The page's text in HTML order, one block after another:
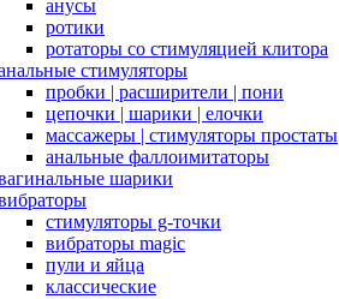
анусы
ротики
ротаторы со стимуляцией клитора
стимуляторы
пробки | расширители | пони
цепочки | шарики | елочки
массажеры | стимуляторы простаты
анальные фаллоимитаторы
шарики
стимуляторы g-точки
вибраторы magic
пули и яйца
классические